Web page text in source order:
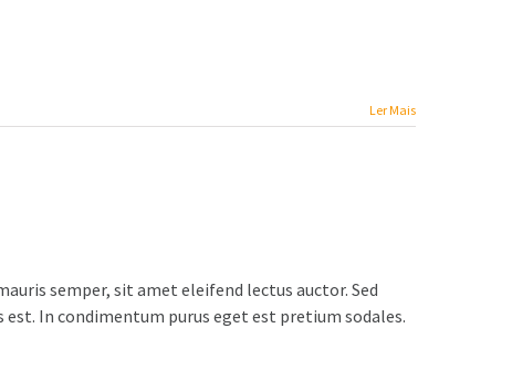
Ler Mais
semper, sit amet eleifend lectus auctor. Sed
In condimentum purus eget est pretium sodales.